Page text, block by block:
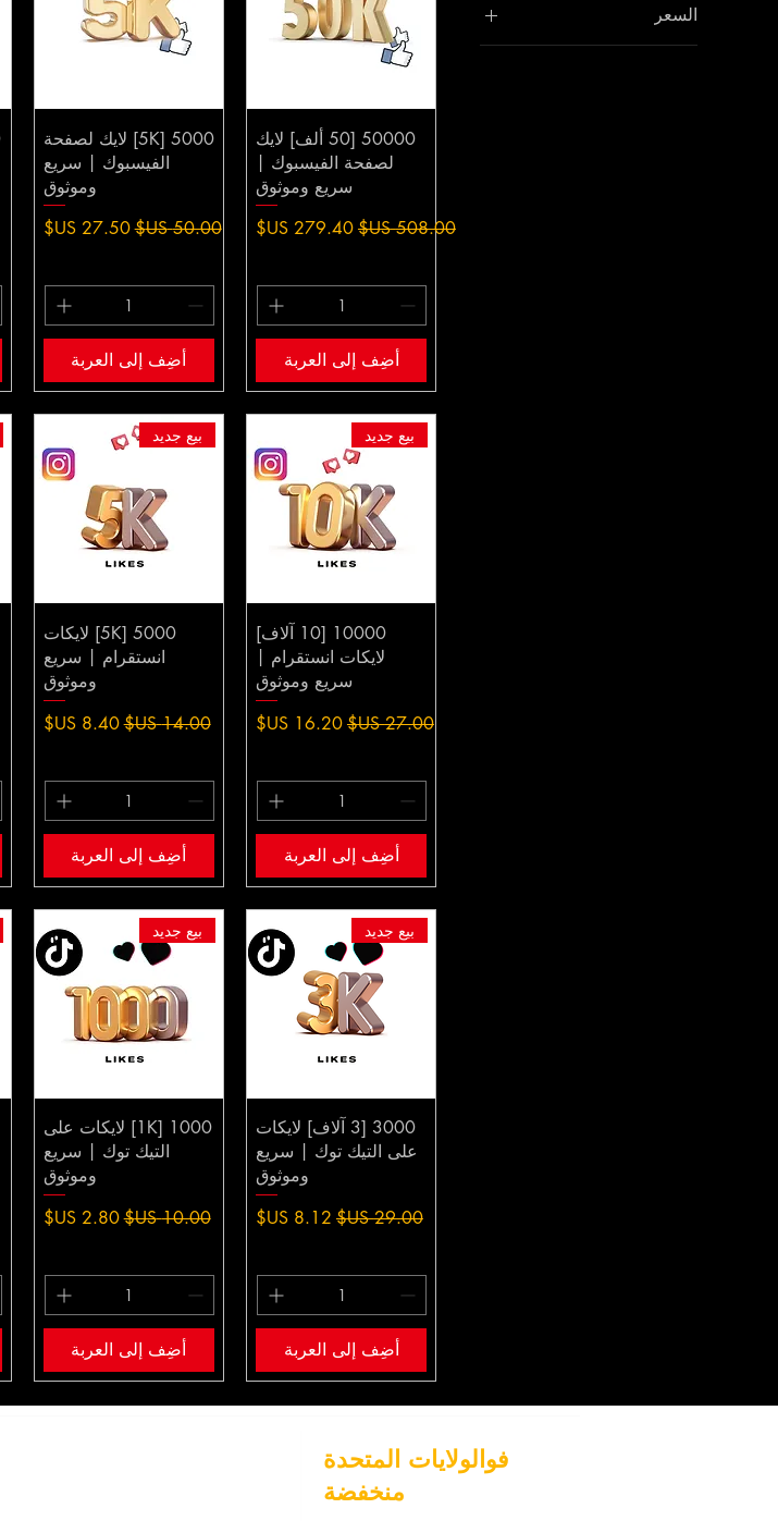
السعر
50000 [50 ألف] لايك
لصفحة الفيسبوك |
سريع وموثوق
سعر عادي‏508.00 US$ سعر البيع‏279.40 US$
أضِف إلى العربة
5000 [5K] لايك لصفحة
الفيسبوك | سريع
وموثوق
سعر عادي‏50.00 US$ سعر البيع‏27.50 US$
أضِف إلى العربة
بيع جديد
10000 [10 آلاف]
لايكات انستقرام |
سريع وموثوق
سعر عادي‏27.00 US$ سعر البيع‏16.20 US$
أضِف إلى العربة
بيع جديد
5000 [5K] لايكات
انستقرام | سريع
وموثوق
سعر عادي‏14.00 US$ سعر البيع‏8.40 US$
أضِف إلى العربة
بيع جديد
3000 [3 آلاف] لايكات
على التيك توك | سريع
وموثوق
سعر عادي‏29.00 US$ سعر البيع
أضِف إلى العربة
بيع جديد
1000 [1K] لايكات على
التيك توك | سريع
وموثوق
سعر عادي‏10.00 US$ سعر البيع‏2.80 US$
أضِف إلى العربة
فوالولايات المتحدة
منخفضة